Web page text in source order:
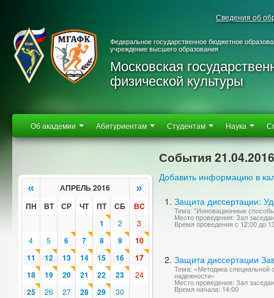
Сведения об
Федеральное государственное бюджетное
учреждение высшего образования
Московская
физической культуры
Об академии Абитуриентам Студентам Наука
« АПРЕЛЬ 2016 »
ПН ВТ СР ЧТ ПТ СБ
ВС
1
2
3
4
5 6 7 8 9
10
11
12 13 14 15 16
17
18
19 20 21 22 23 24
25 26 27 28 29 30
События 21.04.2016
Добавить информацию в
Защита диссертации:
Тема: "Инновационные
Место проведения: Зал
Время проведения с 12:00 до
Защита диссертации
Тема: «Методика специальной
надежности»
Место проведения: Зал
Время начала: 14:00